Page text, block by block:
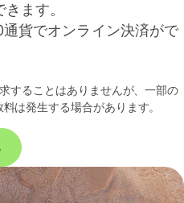
ます。
貨でオンライン決済がで
することはありませんが、一部の
は発生する場合があります。